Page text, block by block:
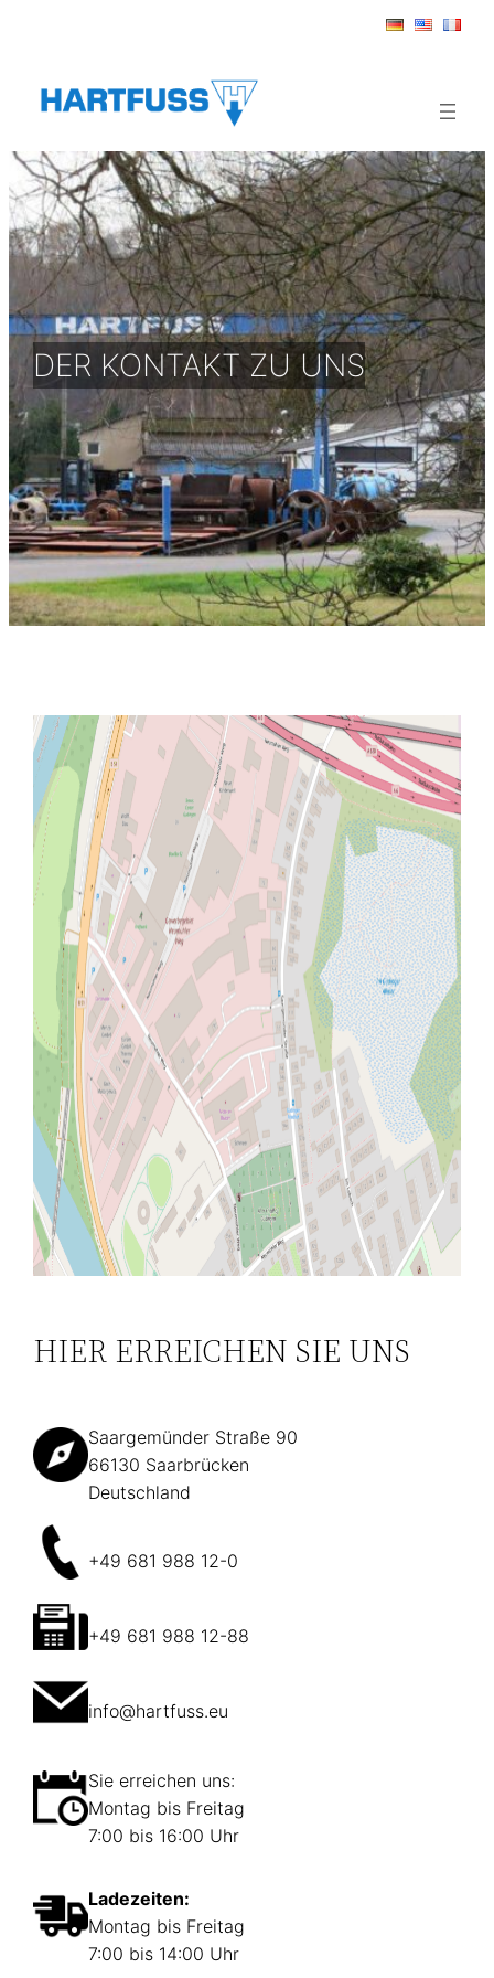
springen
DER KONTAKT ZU UNS
HIER ERREICHEN SIE UNS
Saargemünder Straße 90
66130 Saarbrücken
Deutschland
+49 681 988 12-0
+49 681 988 12-88
info@hartfuss.eu
Sie erreichen uns:
Montag bis Freitag
7:00 bis 16:00 Uhr
Ladezeiten:
Montag bis Freitag
7:00 bis 14:00 Uhr